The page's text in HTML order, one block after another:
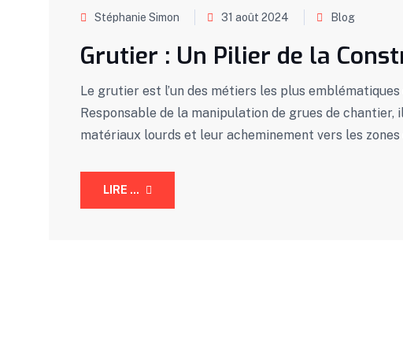
Stéphanie Simon 31 août 2024 Blog
Grutier : Un Pilier de la
Le grutier est l’un des métiers les plus
Responsable de la manipulation de grues de chantier,
matériaux lourds et leur acheminement vers les
LIRE ...